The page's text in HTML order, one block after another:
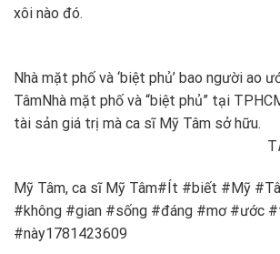
xôi nào đó.
Nhà mặt phố và ‘biệt phủ’ bao người ao
TâmNhà mặt phố và “biệt phủ” tại
tài sản giá trị mà ca sĩ Mỹ Tâm sở hữu.
T
Mỹ Tâm, ca sĩ Mỹ Tâm#Ít #biết #Mỹ
#không #gian #sống #đáng #mơ #ước
#này1781423609